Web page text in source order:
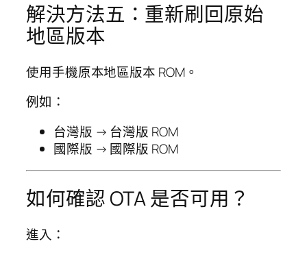
解決方法五：重新刷回原始
地區版本
使用手機原本地區版本 ROM。
例如：
台灣版 → 台灣版 ROM
國際版 → 國際版 ROM
如何確認 OTA 是否可用？
進入：